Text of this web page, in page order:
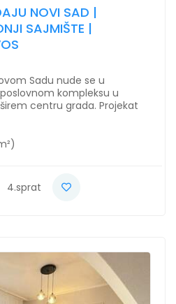
NOVI SAD |
SAJMIŠTE |
Sadu nude se u
kompleksu u
centru grada. Projekat
4.sprat